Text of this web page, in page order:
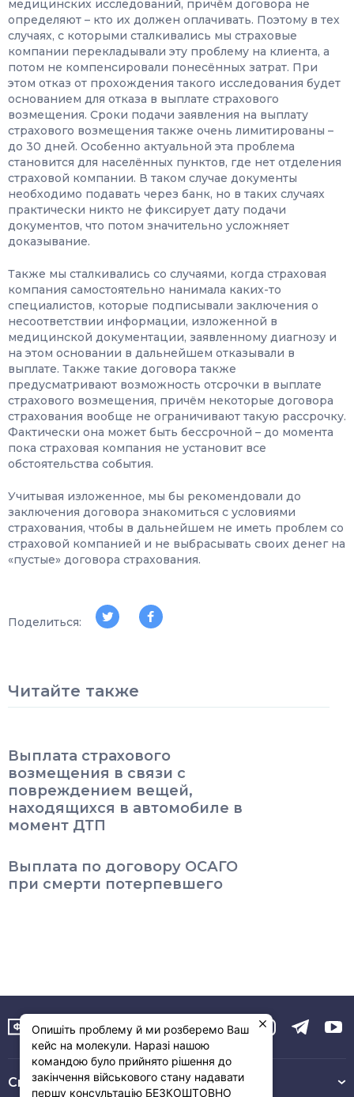
медицинских исследований, причём договора не
определяют – кто их должен оплачивать. Поэтому в тех
случаях, с которыми сталкивались мы страховые
компании перекладывали эту проблему на клиента, а
потом не компенсировали понесённых затрат. При
этом отказ от прохождения такого исследования будет
основанием для отказа в выплате страхового
возмещения. Сроки подачи заявления на выплату
страхового возмещения также очень лимитированы –
до 30 дней. Особенно актуальной эта проблема
становится для населённых пунктов, где нет отделения
страховой компании. В таком случае документы
необходимо подавать через банк, но в таких случаях
практически никто не фиксирует дату подачи
документов, что потом значительно усложняет
доказывание.
Также мы сталкивались со случаями, когда страховая
компания самостоятельно нанимала каких-то
специалистов, которые подписывали заключения о
несоответствии информации, изложенной в
медицинской документации, заявленному диагнозу и
на этом основании в дальнейшем отказывали в
выплате. Также такие договора также
предусматривают возможность отсрочки в выплате
страхового возмещения, причём некоторые договора
страхования вообще не ограничивают такую рассрочку.
Фактически она может быть бессрочной – до момента
пока страховая компания не установит все
обстоятельства события.
Учитывая изложенное, мы бы рекомендовали до
заключения договора знакомиться с условиями
страхования, чтобы в дальнейшем не иметь проблем со
страховой компанией и не выбрасывать своих денег на
«пустые» договора страхования.
Поделиться:
Читайте также
Выплата страхового
возмещения в связи с
повреждением вещей,
находящихся в автомобиле в
момент ДТП
Выплата по договору ОСАГО
при смерти потерпевшего
Связь с нами :
Опишіть проблему й ми розберемо Ваш
кейс на молекули. Наразі нашою
командою було прийнято рішення до
закінчення військового стану надавати
першу консультацію БЕЗКОШТОВНО